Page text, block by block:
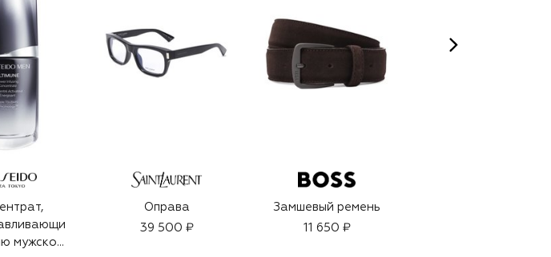
мужской
Оправа
39 500 ₽
Замшевый ремень
11 650 ₽